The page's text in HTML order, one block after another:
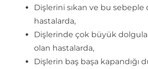
Dişlerini sıkan ve bu sebeple
hastalarda,
Dişlerinde çok büyük
olan hastalarda,
Dişlerin baş başa kapandığı